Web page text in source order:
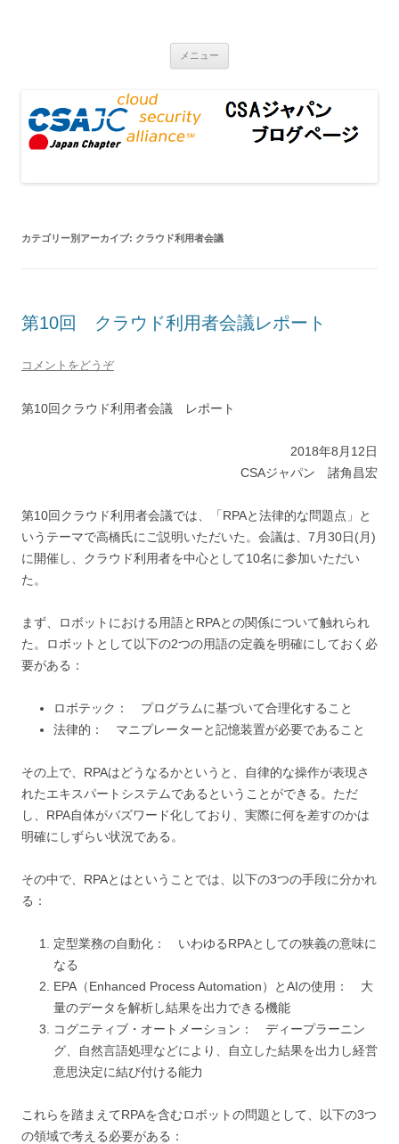
メニュー
カテゴリー別アーカイブ: クラウド利用者会議
第10回 クラウド利用者会議レポート
コメントをどうぞ
第10回クラウド利用者会議 レポート
2018年8月12日
CSAジャパン 諸角昌宏
第10回クラウド利用者会議では、「RPAと法律的な問題点」と
いうテーマで高橋氏にご説明いただいた。会議は、7月30日(月)
に開催し、クラウド利用者を中心として10名に参加いただい
た。
まず、ロボットにおける用語とRPAとの関係について触れられ
た。ロボットとして以下の2つの用語の定義を明確にしておく必
要がある：
ロボテック： プログラムに基づいて合理化すること
法律的： マニプレーターと記憶装置が必要であること
その上で、RPAはどうなるかというと、自律的な操作が表現さ
れたエキスパートシステムであるということができる。ただ
し、RPA自体がバズワード化しており、実際に何を差すのかは
明確にしずらい状況である。
その中で、RPAとはということでは、以下の3つの手段に分かれ
る：
定型業務の自動化： いわゆるRPAとしての狭義の意味に
なる
EPA（Enhanced Process Automation）とAIの使用： 大
量のデータを解析し結果を出力できる機能
コグニティブ・オートメーション： ディープラーニン
グ、自然言語処理などにより、自立した結果を出力し経営
意思決定に結び付ける能力
これらを踏まえてRPAを含むロボットの問題として、以下の3つ
の領域で考える必要がある：